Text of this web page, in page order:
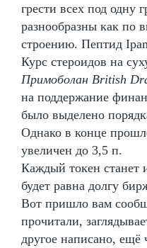
грести всех под одну
разнообразны как по
строению. Пептид
Курс стероидов на
Примоболан British
на поддержание
было выделено
Однако в конце
увеличен до 3,5 п.
Каждый токен станет
будет равна долгу
Вот пришло вам
прочитали,
другое написано, ещё